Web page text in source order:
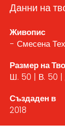
Данни на
Живопис
- Смесена
Размер на
Ш. 50 | В. 50 |
Създаден в
2018